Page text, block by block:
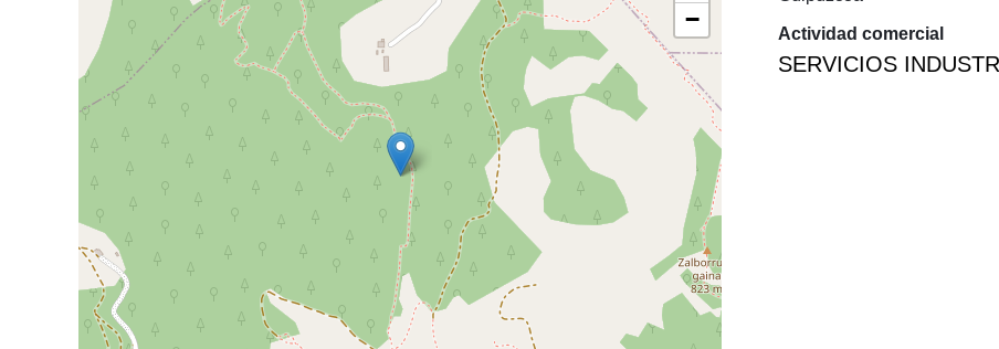
−
Actividad comercial
SERVICIOS